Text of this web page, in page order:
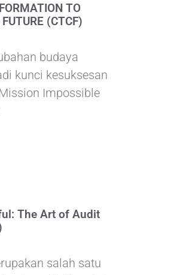
TO
(CTCF)
budaya
kunci kesuksesan
Impossible
The Art of Audit
salah satu